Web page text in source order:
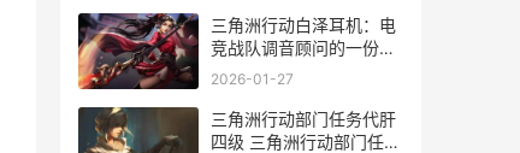
三角洲行动白泽耳机：电
竞战队调音顾问的一份冷
静实战报告 三角洲行动白
2026-01-27
三角洲行动部门任务代肝
四级 三角洲行动部门任务